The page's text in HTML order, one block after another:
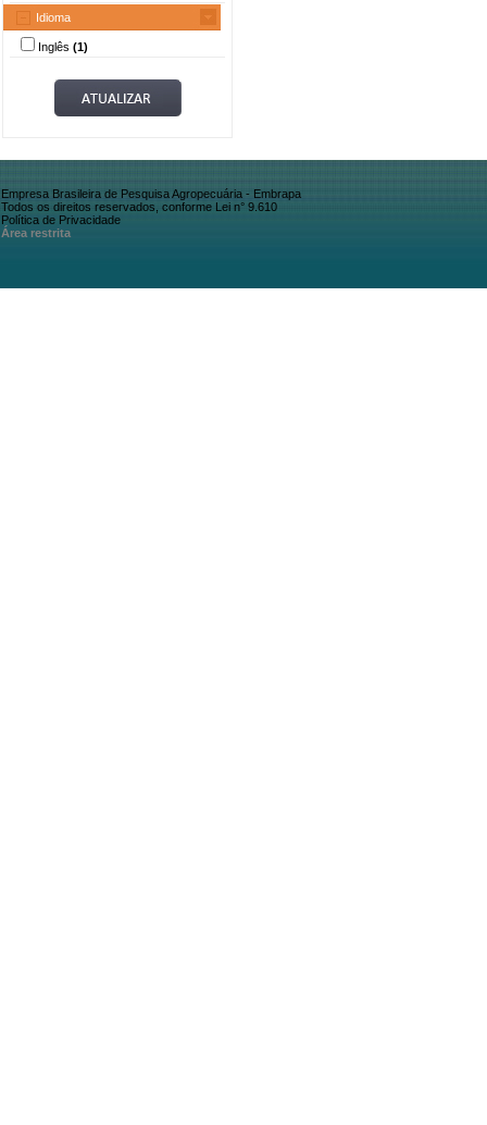
Idioma
Inglês (1)
Empresa Brasileira de Pesquisa Agropecuária - Embrapa
Todos os direitos reservados, conforme Lei n° 9.610
Política de Privacidade
Área restrita